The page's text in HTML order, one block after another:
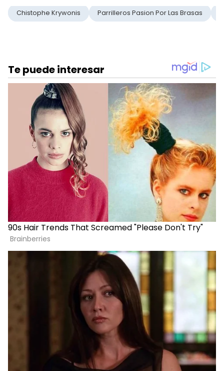
Chistophe Krywonis Parrilleros Pasion Por Las Brasas